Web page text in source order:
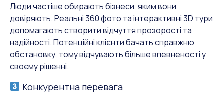
Люди частіше обирають бізнеси, яким вони
довіряють. Реальні 360 фото та інтерактивні 3D тури
допомагають створити відчуття прозорості та
надійності. Потенційні клієнти бачать справжню
обстановку, тому відчувають більше впевненості у
своєму рішенні.
Конкурентна перевага